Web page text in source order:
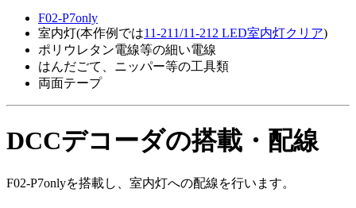
F02-P7only
室内灯(本作例では11-211/11-212 LED室内灯クリア)
ポリウレタン電線等の細い電線
はんだごて、ニッパー等の工具類
両面テープ
DCCデコーダの搭載・配線
F02-P7onlyを搭載し、室内灯への配線を行います。